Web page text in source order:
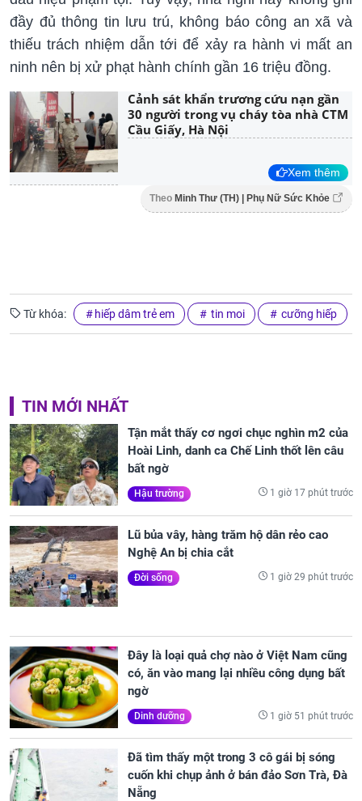
đầy đủ thông tin lưu trú, không báo công an xã và
thiếu trách nhiệm dẫn tới để xảy ra hành vi mất an
ninh nên bị xử phạt hành chính gần 16 triệu đồng.
Cảnh sát khẩn trương cứu nạn gần
30 người trong vụ cháy tòa nhà CTM
Cầu Giấy, Hà Nội
Xem thêm
Theo Minh Thư (TH) | Phụ Nữ Sức Khỏe
Từ khóa: hiếp dâm trẻ em tin moi cưỡng hiếp
TIN MỚI NHẤT
Tận mắt thấy cơ ngơi chục nghìn m2 của
Hoài Linh, danh ca Chế Linh thốt lên câu
bất ngờ
Hậu trường 1 giờ 17 phút trước
Lũ bủa vây, hàng trăm hộ dân rẻo cao
Nghệ An bị chia cắt
Đời sống 1 giờ 29 phút trước
Đây là loại quả chợ nào ở Việt Nam cũng
có, ăn vào mang lại nhiều công dụng bất
ngờ
Dinh dưỡng 1 giờ 51 phút trước
Đã tìm thấy một trong 3 cô gái bị sóng
cuốn khi chụp ảnh ở bán đảo Sơn Trà, Đà
Nẵng